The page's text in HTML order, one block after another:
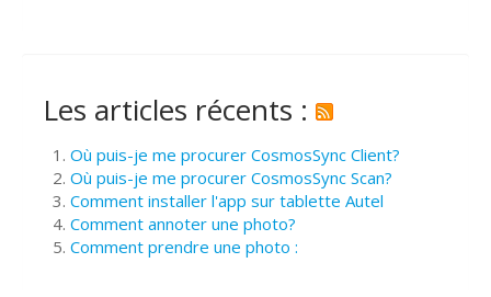
Les articles récents :
Où puis-je me procurer CosmosSync Client?
Où puis-je me procurer CosmosSync Scan?
Comment installer l'app sur tablette Autel
Comment annoter une photo?
Comment prendre une photo :